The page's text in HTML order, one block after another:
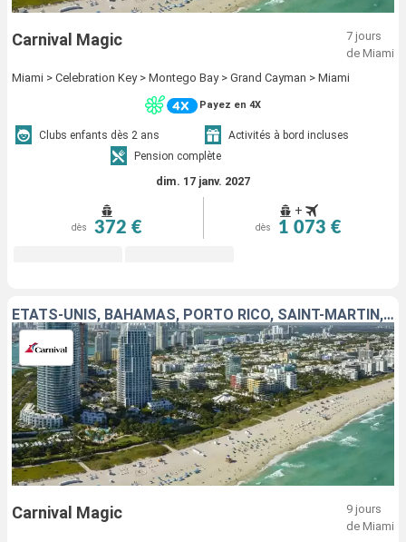
Carnival Magic
7 jours
de Miami
Miami > Celebration Key > Montego Bay > Grand Cayman > Miami
Payez en 4X
Clubs enfants dès 2 ans
Activités à bord incluses
Pension complète
dim. 17 janv. 2027
dès 372 €
+
dès 1 073 €
ÉTATS-UNIS, BAHAMAS, PORTO RICO, SAINT-MARTIN, SAINT-THOMAS
Carnival Magic
9 jours
de Miami